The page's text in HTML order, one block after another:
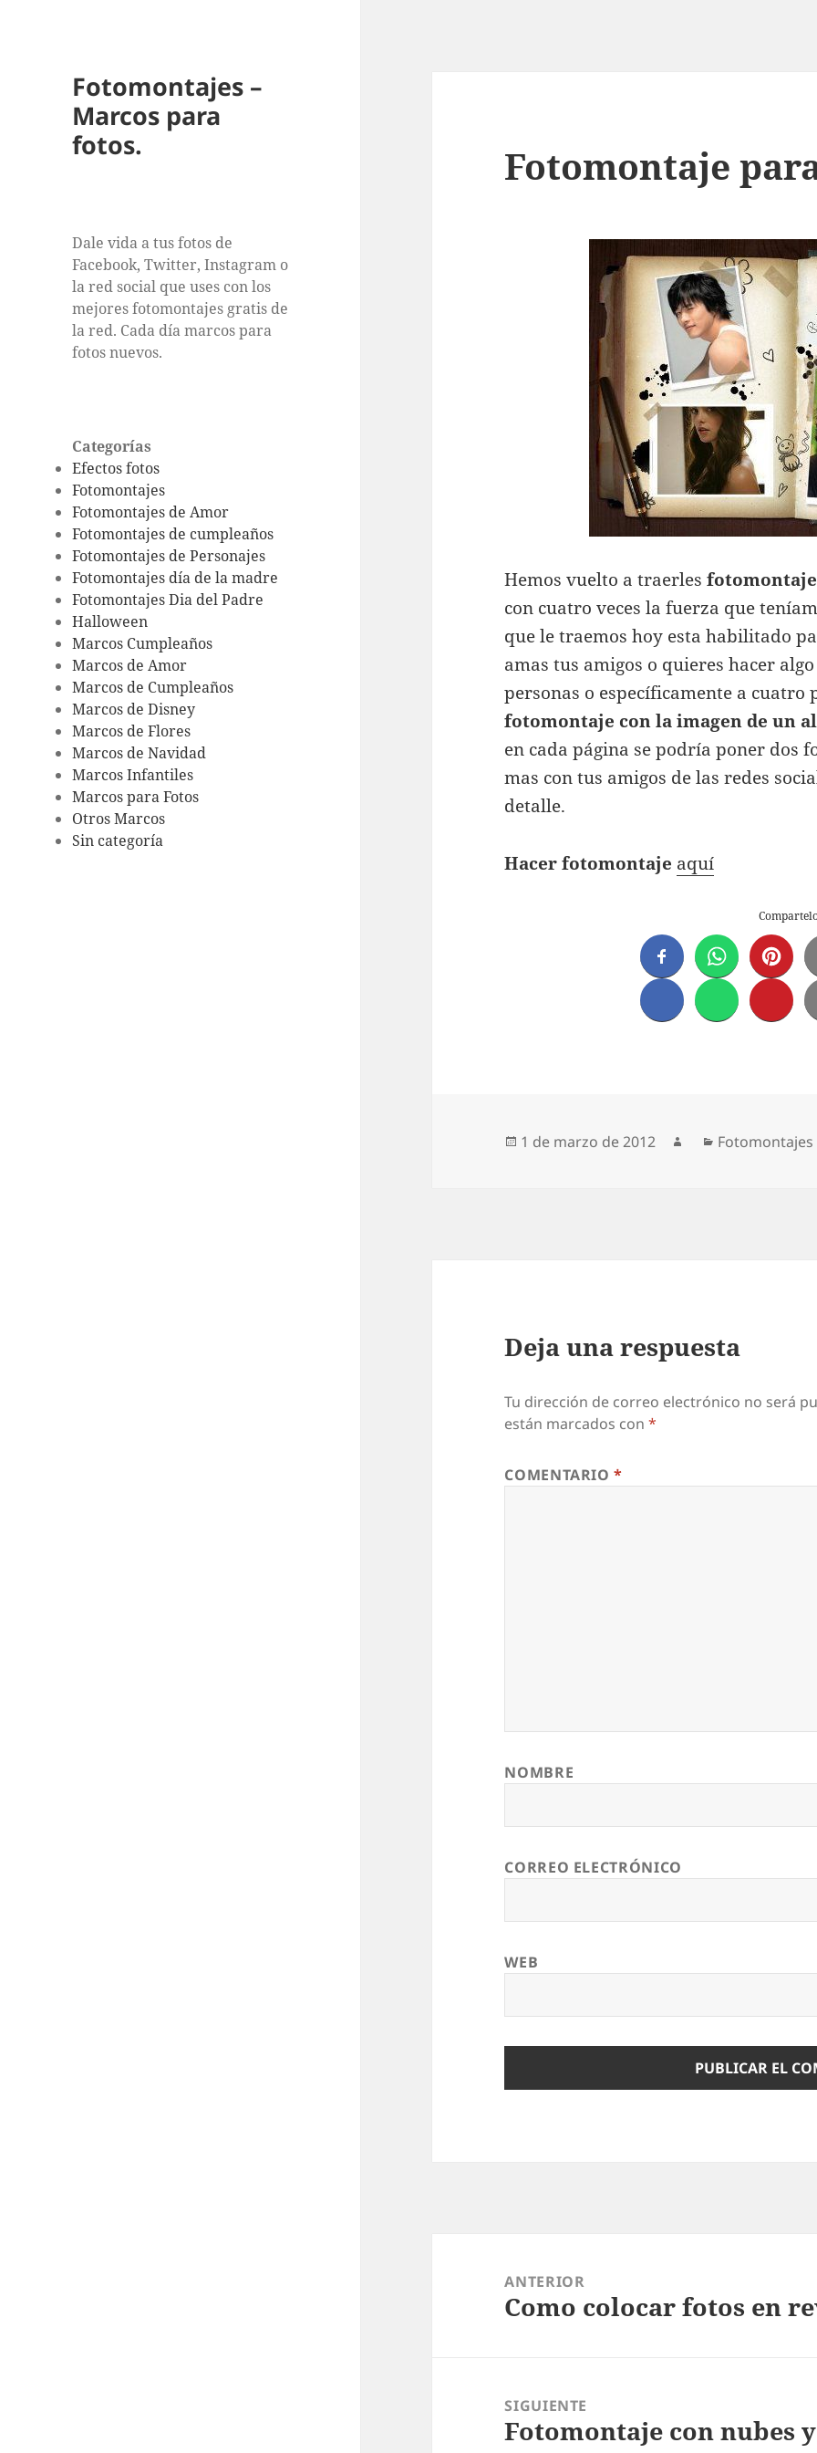
Fotomontajes –
Marcos para
fotos.
Dale vida a tus fotos de
Facebook, Twitter, Instagram o
la red social que uses con los
mejores fotomontajes gratis de
la red. Cada día marcos para
fotos nuevos.
Categorías
Efectos fotos
Fotomontajes
Fotomontajes de Amor
Fotomontajes de cumpleaños
Fotomontajes de Personajes
Fotomontajes día de la madre
Fotomontajes Dia del Padre
Halloween
Marcos Cumpleaños
Marcos de Amor
Marcos de Cumpleaños
Marcos de Disney
Marcos de Flores
Marcos de Navidad
Marcos Infantiles
Marcos para Fotos
Otros Marcos
Sin categoría
Fotomontaje
Hemos vuelto a traerles
con cuatro veces la fuerza que
que le traemos hoy esta habilitado
amas tus amigos o quieres hacer
personas o específicamente a cuatro
fotomontaje con la imagen de un
en cada página se podría poner dos
mas con tus amigos de las redes
detalle.
Hacer fotomontaje aquí
Publicado
1 de marzo de 2012 AutorCategorías
Fotomontajes
Deja una respuesta
Tu dirección de correo electrónico no será
están marcados con*
COMENTARIO*
NOMBRE
CORREO ELECTRÓNICO
WEB
entradas
ANTERIOR
Entrada
Como colocar fotos en
SIGUIENTE
Entrada
Fotomontaje con nubes